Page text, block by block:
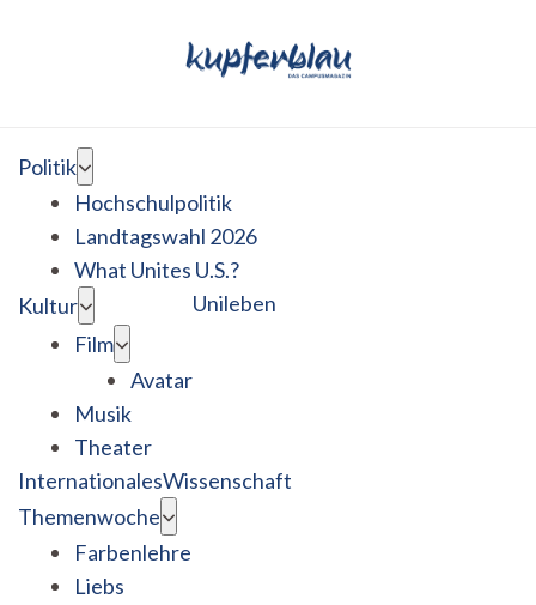
Politik
Hochschulpolitik
Landtagswahl 2026
What Unites U.S.?
Kultur
Film
Avatar
Musik
Theater
Unileben
InternationalesWissenschaft
Themenwoche
Farbenlehre
Liebs